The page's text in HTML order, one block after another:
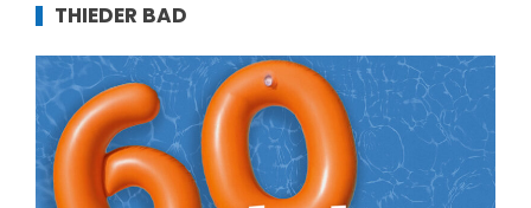
THIEDER BAD